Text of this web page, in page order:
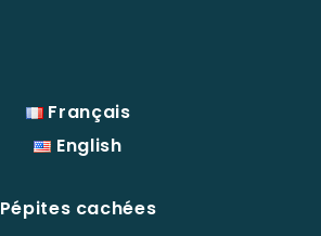
Français
English
Pépites cachées